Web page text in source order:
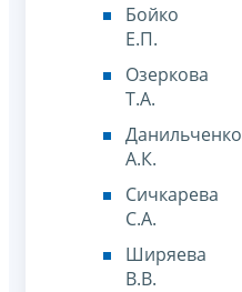
Бойко
Е.П.
Озеркова
Т.А.
Данильченко
А.К.
Сичкарева
С.А.
Ширяева
В.В.